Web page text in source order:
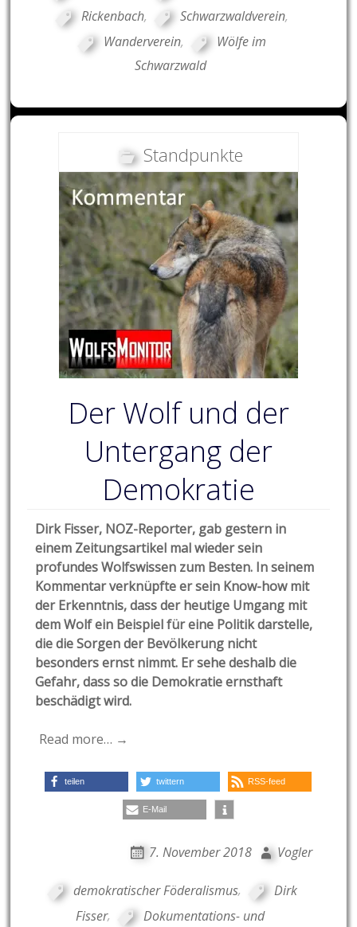
Rickenbach, Schwarzwaldverein,
Wanderverein,
Wölfe im
Schwarzwald
Standpunkte
Der Wolf und der
Untergang der
Demokratie
Dirk Fisser, NOZ-Reporter, gab gestern in
einem Zeitungsartikel mal wieder sein
profundes Wolfswissen zum Besten. In seinem
Kommentar verknüpfte er sein Know-how mit
der Erkenntnis, dass der heutige Umgang mit
dem Wolf ein Beispiel für eine Politik darstelle,
die die Sorgen der Bevölkerung nicht
besonders ernst nimmt. Er sehe deshalb die
Gefahr, dass so die Demokratie ernsthaft
beschädigt wird.
Read more… →
teilen twittern RSS-feed
E-Mail
7. November 2018 Vogler
demokratischer Föderalismus,
Dirk
Fisser, Dokumentations- und